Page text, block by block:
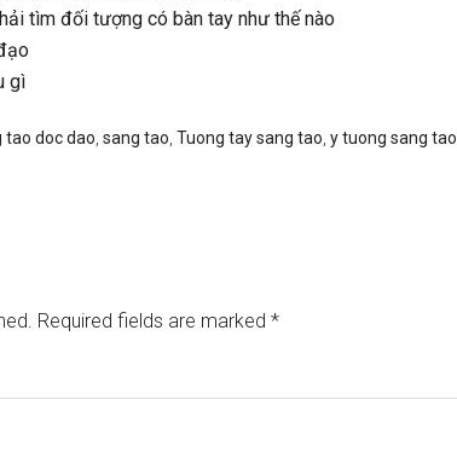
tìm đối tượng có bàn tay như thế nào
gì
tao doc dao sang tao Tuong tay sang tao y tuong sang tao
Required fields are marked *